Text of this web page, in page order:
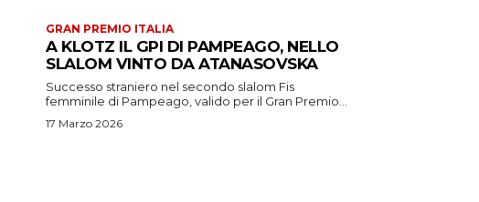
GRAN PREMIO ITALIA
A KLOTZ IL GPI DI PAMPEAGO, NELLO
SLALOM VINTO DA ATANASOVSKA
Successo straniero nel secondo slalom Fis
femminile di Pampeago, valido per il Gran Premio...
17 Marzo 2026